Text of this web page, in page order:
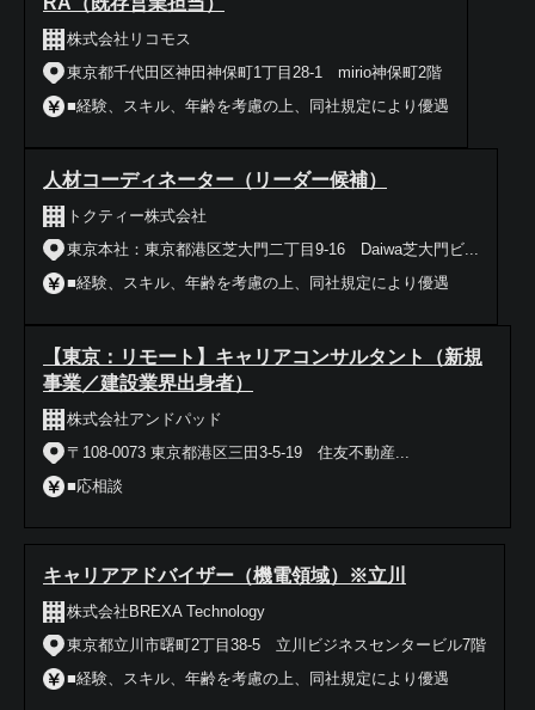
株式会社リコモス
東京都千代田区神田神保町1丁目28-1 mirio神保町2階
■経験、スキル、年齢を考慮の上、同社規定により優遇
人材コーディネーター（リーダー候補）
トクティー株式会社
東京本社：東京都港区芝大門二丁目9-16 Daiwa芝大門ビ...
■経験、スキル、年齢を考慮の上、同社規定により優遇
【東京：リモート】キャリアコンサルタント（新規
事業／建設業界出身者）
株式会社アンドパッド
〒108-0073 東京都港区三田3‐5‐19 住友不動産...
■応相談
キャリアアドバイザー（機電領域）※立川
株式会社BREXA Technology
東京都立川市曙町2丁目38-5 立川ビジネスセンタービル7階
■経験、スキル、年齢を考慮の上、同社規定により優遇